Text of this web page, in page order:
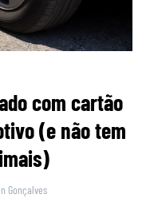
com cartão
(e não tem
Gonçalves